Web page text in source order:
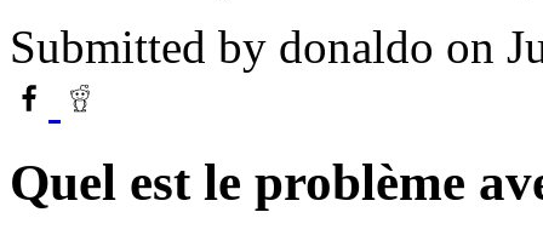
Submitted by donaldo on
Quel est le problème